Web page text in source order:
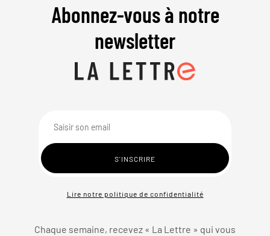
Abonnez-vous à notre
newsletter
Lire notre politique de confidentialité
Chaque semaine, recevez « La Lettre » qui vous